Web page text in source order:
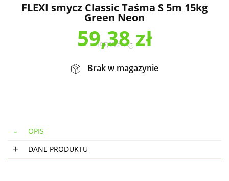
FLEXI smycz Classic Taśma S 5m 15kg
Green Neon
59,38zł
197,93zł /kg
Brak w magazynie
OPIS
DANE PRODUKTU